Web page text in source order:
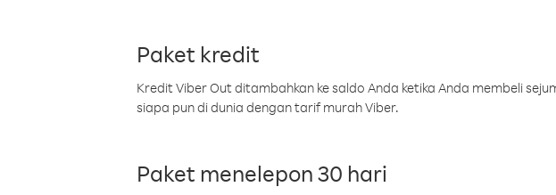
Paket kredit
Kredit Viber Out ditambahkan ke saldo Anda ketika Anda membeli
siapa pun di dunia dengan tarif murah Viber.
Paket menelepon 30 hari